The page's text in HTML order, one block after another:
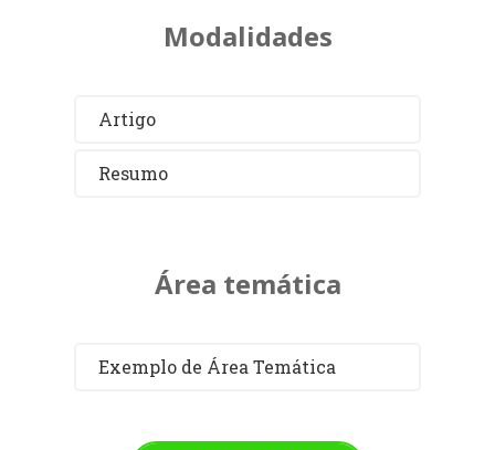
Modalidades
Artigo
Resumo
Área temática
Exemplo de Área Temática